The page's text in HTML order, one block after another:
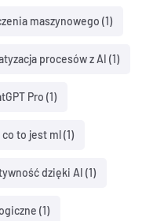
maszynowego (1)
procesów z AI (1)
Pro (1)
co to jest ml(1)
dzięki AI (1)
(1)